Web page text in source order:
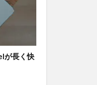
が長く快